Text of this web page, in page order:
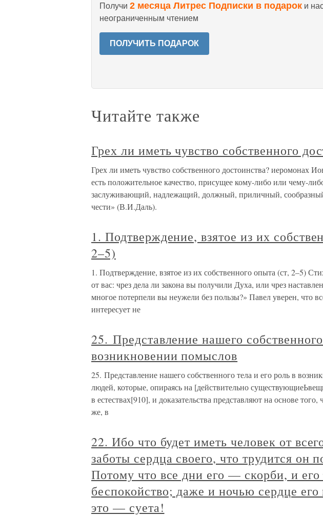
Получи 2 месяца Литрес Подписки в подарок и
неограниченным чтением
ПОЛУЧИТЬ ПОДАРОК
Читайте также
Грех ли иметь чувство собственного
Грех ли иметь чувство собственного достоинства? иеромонах
есть положительное качество, присущее кому-либо или чему-
заслуживающий, надлежащий, должный, приличный,
чести» (В.И.Даль).
1. Подтверждение, взятое из их
2–5)
1. Подтверждение, взятое из их собственного опыта (ст, 2–5)
от вас: чрез дела ли закона вы получили Духа, или чрез
многое потерпели вы неужели без пользы?» Павел уверен, что
интересует не
25. Представление нашего
возникновении помыслов
25. Представление нашего собственного тела и его роль в
людей, которые, опираясь на [действительно
в естествах[910], и доказательства представляют на основе
же, в
22. Ибо что будет иметь человек от
заботы сердца своего, что трудится он
Потому что все дни его — скорби, и
беспокойство; даже и ночью сердце
это — суета!